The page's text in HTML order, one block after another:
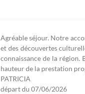
Agréable séjour. Notre
et des découvertes
connaissance de la région.
hauteur de la prestation
PATRICIA
départ du 07/06/2026